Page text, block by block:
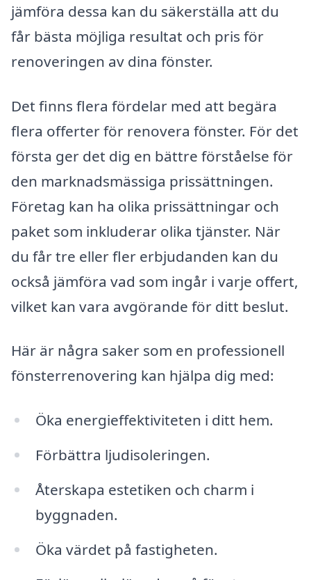
jämföra dessa kan du säkerställa att du
får bästa möjliga resultat och pris för
renoveringen av dina fönster.
Det finns flera fördelar med att begära
flera offerter för renovera fönster. För det
första ger det dig en bättre förståelse för
den marknadsmässiga prissättningen.
Företag kan ha olika prissättningar och
paket som inkluderar olika tjänster. När
du får tre eller fler erbjudanden kan du
också jämföra vad som ingår i varje offert,
vilket kan vara avgörande för ditt beslut.
Här är några saker som en professionell
fönsterrenovering kan hjälpa dig med:
Öka energieffektiviteten i ditt hem.
Förbättra ljudisoleringen.
Återskapa estetiken och charm i
byggnaden.
Öka värdet på fastigheten.